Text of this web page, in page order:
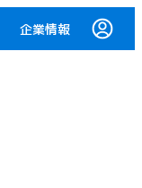
企業情報